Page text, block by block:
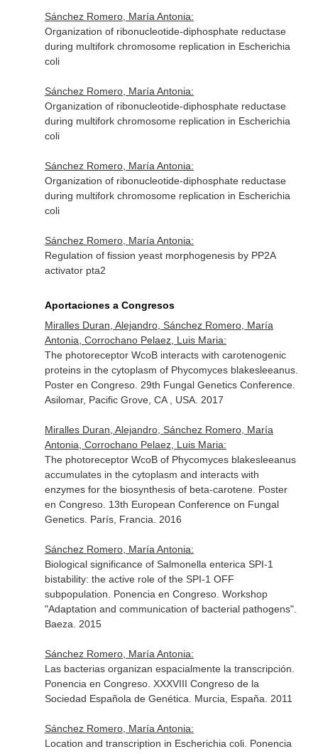
Sánchez Romero, María Antonia:
Organization of ribonucleotide-diphosphate reductase
during multifork chromosome replication in Escherichia
coli
Sánchez Romero, María Antonia:
Organization of ribonucleotide-diphosphate reductase
during multifork chromosome replication in Escherichia
coli
Sánchez Romero, María Antonia:
Organization of ribonucleotide-diphosphate reductase
during multifork chromosome replication in Escherichia
coli
Sánchez Romero, María Antonia:
Regulation of fission yeast morphogenesis by PP2A
activator pta2
Aportaciones a Congresos
Miralles Duran, Alejandro, Sánchez Romero, María
Antonia, Corrochano Pelaez, Luis Maria:
The photoreceptor WcoB interacts with carotenogenic
proteins in the cytoplasm of Phycomyces blakesleeanus.
Poster en Congreso. 29th Fungal Genetics Conference.
Asilomar, Pacific Grove, CA , USA. 2017
Miralles Duran, Alejandro, Sánchez Romero, María
Antonia, Corrochano Pelaez, Luis Maria:
The photoreceptor WcoB of Phycomyces blakesleeanus
accumulates in the cytoplasm and interacts with
enzymes for the biosynthesis of beta-carotene. Poster
en Congreso. 13th European Conference on Fungal
Genetics. París, Francia. 2016
Sánchez Romero, María Antonia:
Biological significance of Salmonella enterica SPI-1
bistability: the active role of the SPI-1 OFF
subpopulation. Ponencia en Congreso. Workshop
"Adaptation and communication of bacterial pathogens".
Baeza. 2015
Sánchez Romero, María Antonia:
Las bacterias organizan espacialmente la transcripción.
Ponencia en Congreso. XXXVIII Congreso de la
Sociedad Española de Genética. Murcia, España. 2011
Sánchez Romero, María Antonia:
Location and transcription in Escherichia coli. Ponencia